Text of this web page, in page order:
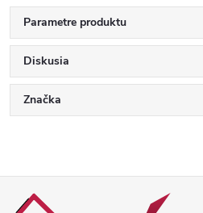
Parametre produktu
Diskusia
Značka